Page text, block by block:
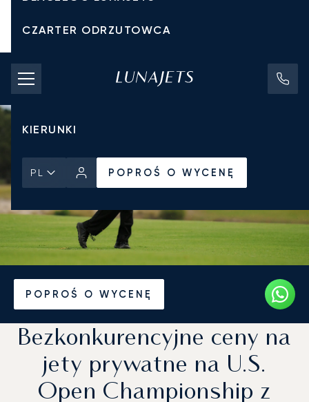
CZARTER ODRZUTOWCA
KOSZTY CZARTERU
PRYWATNE ODRZUTOWCE
KIERUNKI
PL POPROŚ O WYCENĘ
POPROŚ O WYCENĘ
Bezkonkurencyjne ceny na
jety prywatne na U.S.
Open Championship z